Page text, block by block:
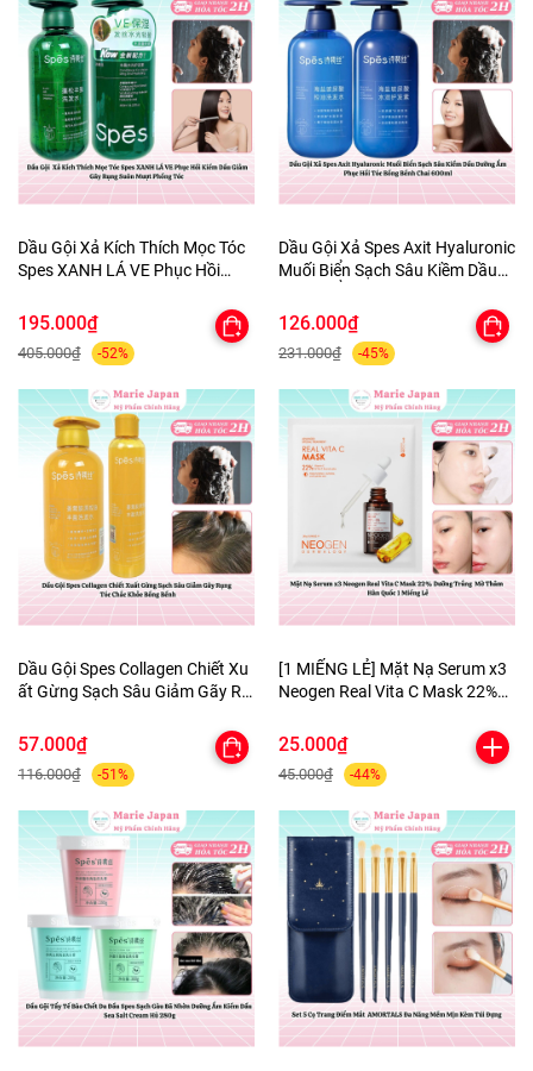
Dầu Gội Xả Kích Thích Mọc Tóc
Spes XANH LÁ VE Phục Hồi
Mượt Phồng Tóc
195.000₫
405.000₫ -52%
Dầu Gội Xả Spes Axit Hyaluronic
Muối Biển Sạch Sâu Kiềm Dầu
Bềnh Chai 600ml
126.000₫
231.000₫ -45%
Dầu Gội Spes Collagen Chiết Xu
ất Gừng Sạch Sâu Giảm Gãy Rụ
57.000₫
116.000₫ -51%
[1 MIẾNG LẺ] Mặt Nạ Serum x3
Neogen Real Vita C Mask 22%
Quốc
25.000₫
45.000₫ -44%